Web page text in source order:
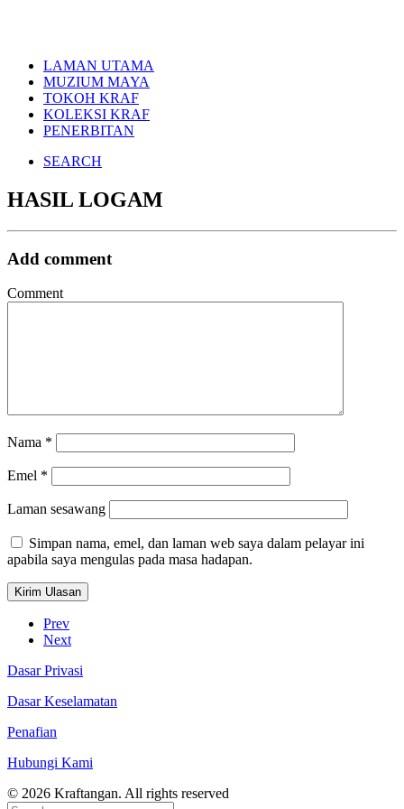
LAMAN UTAMA
MUZIUM MAYA
TOKOH KRAF
KOLEKSI KRAF
PENERBITAN
SEARCH
HASIL LOGAM
Add comment
Comment
Nama *
Emel *
Laman sesawang
Simpan nama, emel, dan laman web saya dalam pelayar ini
apabila saya mengulas pada masa hadapan.
Prev
Next
Dasar Privasi
Dasar Keselamatan
Penafian
Hubungi Kami
© 2026 Kraftangan. All rights reserved